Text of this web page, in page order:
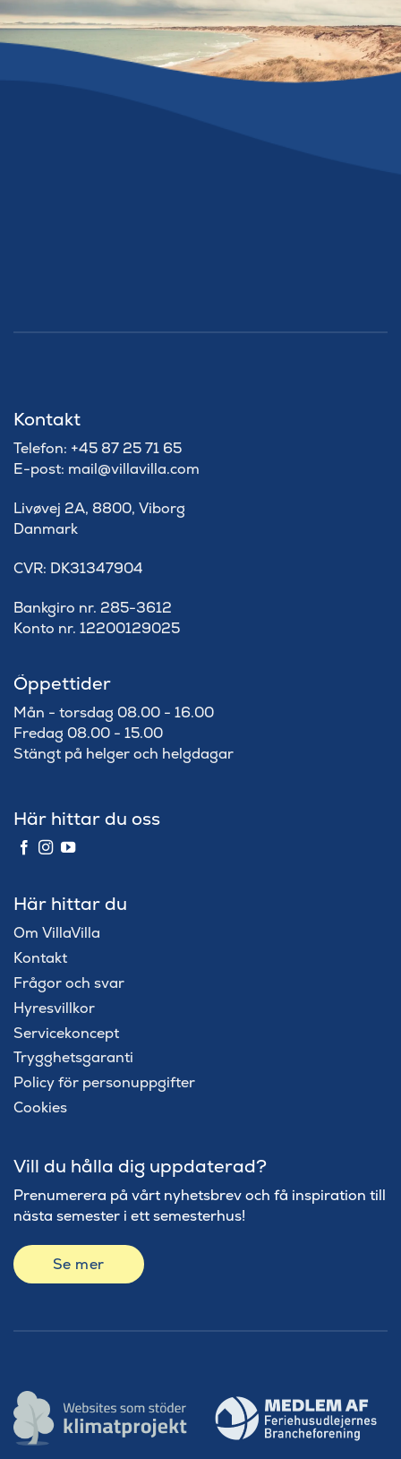
Kontakt
Telefon: +45 87 25 71 65
E-post: mail@villavilla.com
Livøvej 2A, 8800, Viborg
Danmark
​CVR: DK31347904
Bankgiro nr. 285-3612
Konto nr. 12200129025
Öppettider
Mån - torsdag 08.00 - 16.00
Fredag 08.00 - 15.00
Stängt på helger och helgdagar
Här hittar du oss
Här hittar du
Om VillaVilla
Kontakt
Frågor och svar
Hyresvillkor
Servicekoncept
Trygghetsgaranti
Policy för personuppgifter
Cookies
Vill du hålla dig uppdaterad?
Prenumerera på vårt nyhetsbrev och få inspiration till
nästa semester i ett semesterhus!
Se mer